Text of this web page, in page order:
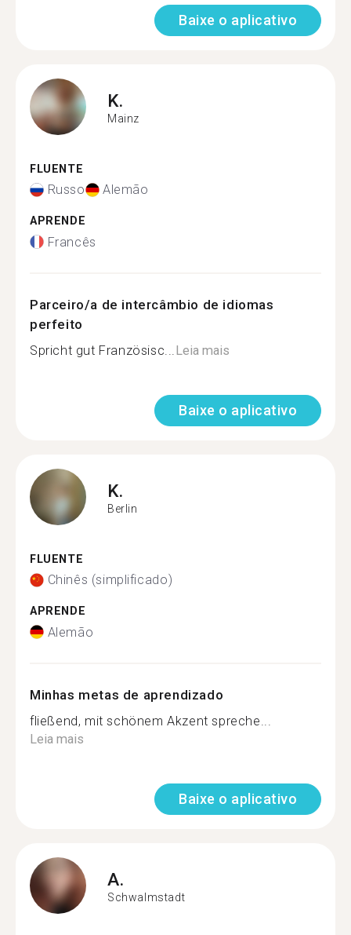
Baixe o aplicativo
K.
Mainz
FLUENTE
Russo Alemão
APRENDE
Francês
Parceiro/a de intercâmbio de idiomas
perfeito
Spricht gut Französisc... Leia mais
Baixe o aplicativo
K.
Berlin
FLUENTE
Chinês (simplificado)
APRENDE
Alemão
Minhas metas de aprendizado
fließend, mit schönem Akzent spreche...
Leia mais
Baixe o aplicativo
A.
Schwalmstadt